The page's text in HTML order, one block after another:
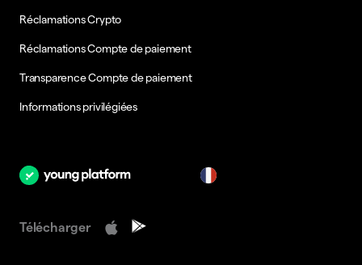
Réclamations Crypto
Réclamations Compte de paiement
Transparence Compte de paiement
Informations privilégiées
Télécharger